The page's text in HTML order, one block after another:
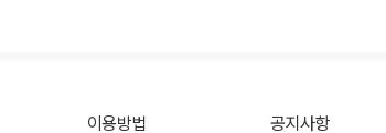
이용방법 공지사항